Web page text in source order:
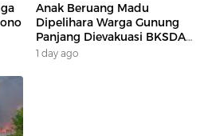
Anak Beruang Madu
Dipelihara Warga Gunung
Panjang Dievakuasi BKSDA
Dan DAMKAR
1 day ago